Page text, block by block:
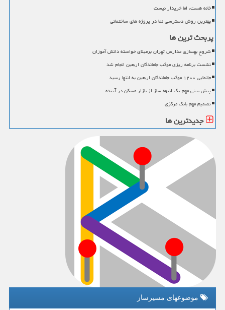
خانه هست، اما خریدار نیست
بهترین روش دسترسی نما در پروژه های ساختمانی
پربحث ترین ها
شروع بهسازی مدارس تهران برمبنای خواسته دانش آموزان
نشست برنامه ریزی موکب جاماندگان اربعین انجام شد
جانمایی ۱۲۰۰ موکب جاماندگان اربعین به انتها رسید
پیش بینی مهم یک انبوه ساز از بازار مسکن در آینده
تصمیم مهم بانک مرکزی
جدیدترین ها
موضوعهای مسیرساز